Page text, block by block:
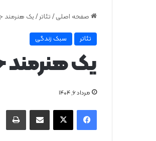
صفحه اصلی / تئاتر/ یک هنرمند
تئاتر سبک زندگی
یک
مرداد ۶, ۱۴۰۴
فیس بوک X از طریق ایمیل به اشتراک بگذارید